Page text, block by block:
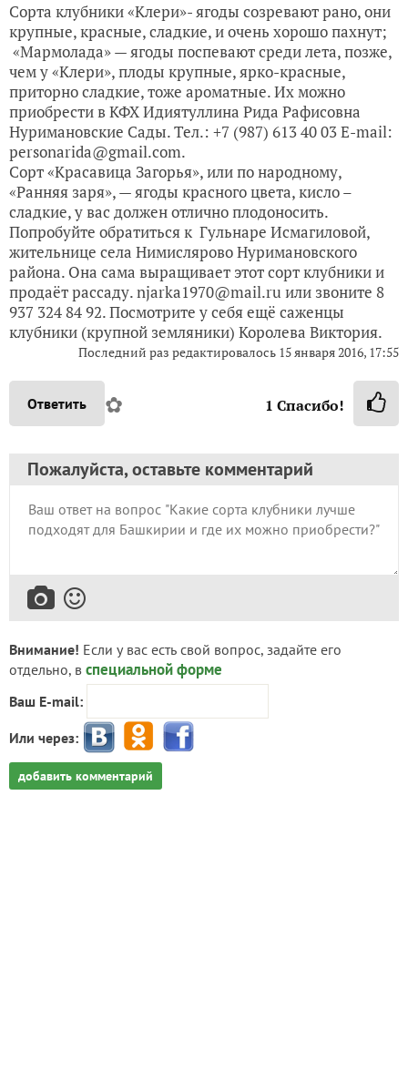
Сорта клубники «Клери»- ягоды созревают рано, они
крупные, красные, сладкие, и очень хорошо пахнут;
«Мармолада» — ягоды поспевают среди лета, позже,
чем у «Клери», плоды крупные, ярко-красные,
приторно сладкие, тоже ароматные. Их можно
приобрести в КФХ Идиятуллина Рида Рафисовна
Нуримановские Сады. Тел.: +7 (987) 613 40 03 E-mail:
personarida@gmail.com.
Сорт «Красавица Загорья», или по народному,
«Ранняя заря», — ягоды красного цвета, кисло –
сладкие, у вас должен отлично плодоносить.
Попробуйте обратиться к Гульнаре Исмагиловой,
жительнице села Нимислярово Нуримановского
района. Она сама выращивает этот сорт клубники и
продаёт рассаду. njarka1970@mail.ru или звоните 8
937 324 84 92. Посмотрите у себя ещё саженцы
клубники (крупной земляники) Королева Виктория.
Последний раз редактировалось 15 января 2016, 17:55
Ответить ✿ 1 Спасибо!
Пожалуйста, оставьте комментарий
Внимание! Если у вас есть свой вопрос, задайте его
отдельно, в специальной форме
Ваш E-mail:
Или через:
добавить комментарий